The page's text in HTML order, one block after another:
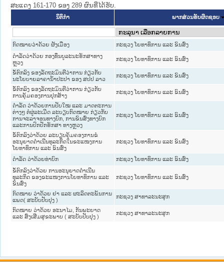
ສະແດງ 161-170 ຂອງ 289 ຜົນທີ່ໄດ້ຮັບ.
ນິຕິກໍາ ພາກສ່ວນຮັບຜິດຊອບ
ກົດ​ໝາຍ​ວ່າ​ດ້ວຍ ຜັງເມືອງ
ກະຊວງ ໂຍທາທິການ ແລະ ຂົນສົ່ງ
ດຳລັດວ່າດ້ວຍ ກອງທຶນບູລະນະຮັກສາທາງ
ຫຼວງ
ກະຊວງ ໂຍທາທິການ ແລະ ຂົນສົ່ງ
ຂໍ້ຕົກລົງ ຂອງລັດຖະມົນຕີວ່າການ ກ່ຽວກັບ
ນະໂຍບາຍລາຄານ້ຳປະປາ ຂອງ ສປປ ລາວ
ກະຊວງ ໂຍທາທິການ ແລະ ຂົນສົ່ງ
ຂໍ້ຕົກລົງ ຂອງລັດຖະມົນຕີວ່າການ ກ່ຽວກັບ
ການຄຸ້ມຄອງການປຸກສ້າງ
ກະຊວງ ໂຍທາທິການ ແລະ ຂົນສົ່ງ
ດຳລັດ ວ່າດ້ວຍການປັບໃໝ ແລະ ມາດຕະການ
ຕ່າງໆ ຕໍ່ຜູ່ລະເມີດ ລະບຽບກົດໝາຍ ກ່ຽວກັບ
ການຈະລາຈອນທາງບົກ, ການຂົນສົ່ງທາງບົກ
ແລະການປົກປັກຮັກສາ ທາງຫຼວງ
ກະຊວງ ໂຍທາທິການ ແລະ ຂົນສົ່ງ
ຂໍ້ຕົກລົງວ່າດ້ວຍ ລະບຽບຄຸ້ມຄອງການຂໍ
ອະນຸຍາດດຳເນີນທຸລະກິດໃນຂະແໜງການ
ໂຍທາທິການ ແລະ ຂົນສົ່ງ
ກະຊວງ ໂຍທາທິການ ແລະ ຂົນສົ່ງ
ດໍາລັດ ວ່າດ້ວຍທ່າບົກ
ກະຊວງ ໂຍທາທິການ ແລະ ຂົນສົ່ງ
ຂໍ້ຕົກລົງວ່າດ້ວຍ ການອະນຸຍາດດຳເນີນ
ທຸລະກິດ ຂອງຂະແໜງການໂຍທາທິການ ແລະ
ຂົນສົ່ງ
ກະຊວງ ໂຍທາທິການ ແລະ ຂົນສົ່ງ
ກົດໝາຍ ວ່າດ້ວຍ ຢາ ແລະ ຜະລິດຕະພັນການ
ແພດ( ສະບັບປັບປຸງ )
ກະຊວງ ສາທາລະນະສຸກ
ກົດໝາຍ ວ່າດ້ວຍ ອະນາໄມ, ກັນພະຍາດ
ແລະ ສົ່ງເສີມສຸຂະພາບ ( ສະບັບປັບປຸງ )
ກະຊວງ ສາທາລະນະສຸກ